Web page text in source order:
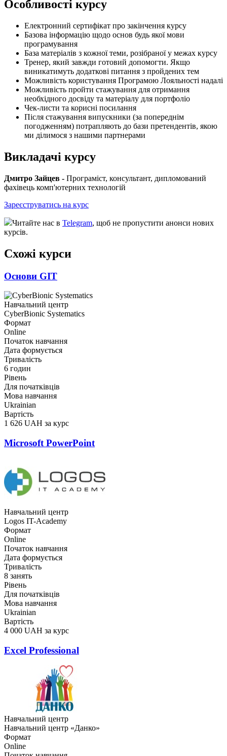
Особливості курсу
Електронний сертифікат про закінчення курсу
Базова інформацію щодо основ будь якої мови
програмування
База матеріалів з кожної теми, розібраної у межах курсу
Тренер, який завжди готовий допомогти. Якщо
виникатимуть додаткові питання з пройдених тем
Можливість користування Програмою Лояльності надалі
Можливість пройти стажування для отримання
необхідного досвіду та матеріалу для портфоліо
Чек-листи та корисні посилання
Після стажування випускники (за попереднім
погодженням) потрапляють до бази претендентів, якою
ми ділимося з нашими партнерами
Викладачі курсу
Дмитро Зайцев - Програміст, консультант, дипломований
фахівець комп'ютерних технологій
Зареєструватись на курс
Читайте нас в Telegram, щоб не пропустити анонси нових
курсів.
Схожі курси
Основи GIT
Навчальний центр
CyberBionic Systematics
Формат
Online
Початок навчання
Дата формується
Тривалість
6 годин
Рівень
Для початківців
Мова навчання
Ukrainian
Вартість
1 626 UAH за курс
Microsoft PowerPoint
Навчальний центр
Logos IT-Academy
Формат
Online
Початок навчання
Дата формується
Тривалість
8 занять
Рівень
Для початківців
Мова навчання
Ukrainian
Вартість
4 000 UAH за курс
Excel Professional
Навчальний центр
Навчальний центр «Данко»
Формат
Online